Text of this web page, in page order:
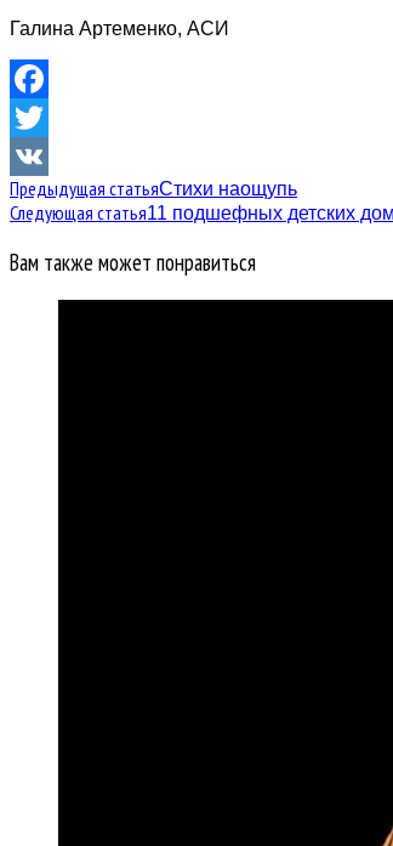
Галина Артеменко, АСИ
Facebook
Twitter
VK
Предыдущая статьяСтихи наощупь
Следующая статья11 подшефных детских
Вам также может понравиться